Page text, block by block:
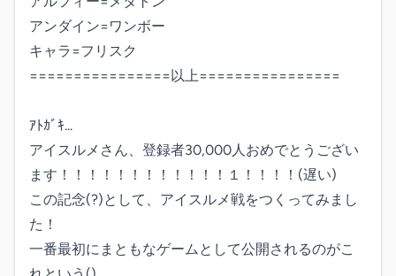
アンダイン=ワンボー
キャラ=フリスク
================以上================
ｱﾄｶﾞｷ...
アイスルメさん、登録者30,000人おめでとうござい
ます！！！！！！！！！！！！１！！！！(遅い)
この記念(?)として、アイスルメ戦をつくってみまし
た！
一番最初にまともなゲームとして公開されるのがこ